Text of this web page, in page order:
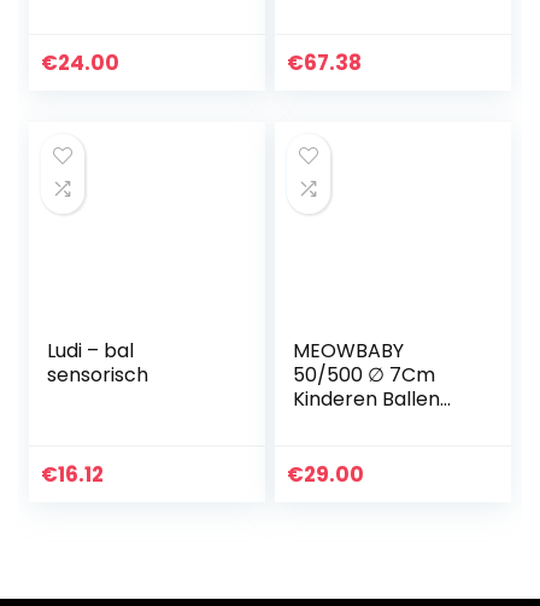
Ontwikkelingsspee
€24.00 €67.38
Ludi – bal
sensorisch
€16.12
MEOWBABY
50/500 ∅ 7Cm
Kinderen Ballen
Plasticballen
€29.00